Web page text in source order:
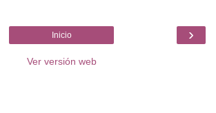
›
Inicio
Ver versión web